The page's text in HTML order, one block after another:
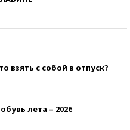
взять с собой в отпуск?
лета – 2026